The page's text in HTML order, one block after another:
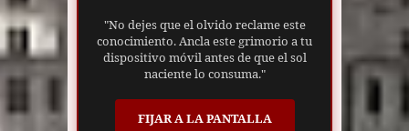
"No dejes que el olvido reclame este
conocimiento. Ancla este grimorio a tu
dispositivo móvil antes de que el sol
naciente lo consuma."
FIJAR A LA PANTALLA